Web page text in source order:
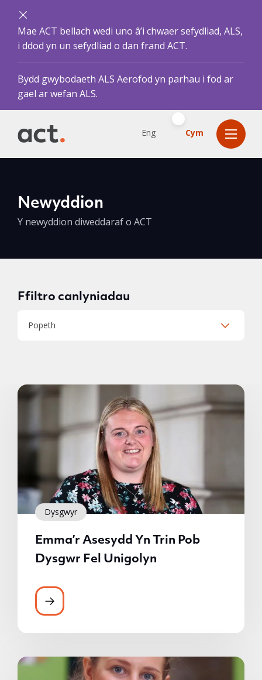
Mae ACT bellach wedi uno â’i chwaer sefydliad, ALS,
i ddod yn un sefydliad o dan frand ACT.
Bydd gwybodaeth ALS Aerofod yn parhau i fod ar
gael ar wefan ALS.
Eng Cym
Newyddion
Y newyddion diweddaraf o ACT
Ffiltro canlyniadau
Popeth
Dysgwyr
Emma’r Asesydd Yn Trin Pob
Dysgwr Fel Unigolyn